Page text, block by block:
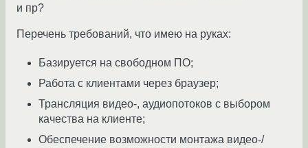
и пр?
Перечень требований, что имею на руках:
Базируется на свободном ПО;
Работа с клиентами через браузер;
Трансляция видео-, аудиопотоков с выбором
качества на клиенте;
Обеспечение возможности монтажа видео-/